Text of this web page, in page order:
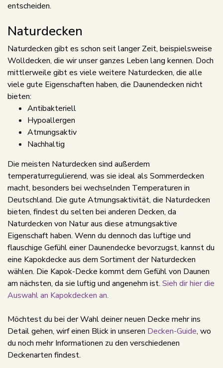
entscheiden.
Naturdecken
Naturdecken gibt es schon seit langer Zeit, beispielsweise
Wolldecken, die wir unser ganzes Leben lang kennen. Doch
mittlerweile gibt es viele weitere Naturdecken, die alle
viele gute Eigenschaften haben, die Daunendecken nicht
bieten:
Antibakteriell
Hypoallergen
Atmungsaktiv
Nachhaltig
Die meisten Naturdecken sind außerdem
temperaturregulierend, was sie ideal als Sommerdecken
macht, besonders bei wechselnden Temperaturen in
Deutschland. Die gute Atmungsaktivität, die Naturdecken
bieten, findest du selten bei anderen Decken, da
Naturdecken von Natur aus diese atmungsaktive
Eigenschaft haben. Wenn du dennoch das luftige und
flauschige Gefühl einer Daunendecke bevorzugst, kannst du
eine Kapokdecke aus dem Sortiment der Naturdecken
wählen. Die Kapok-Decke kommt dem Gefühl von Daunen
am nächsten, da sie luftig und angenehm ist. Sieh dir hier die
Auswahl an Kapokdecken an.
Möchtest du bei der Wahl deiner neuen Decke mehr ins
Detail gehen, wirf einen Blick in unseren Decken-Guide, wo
du noch mehr Informationen zu den verschiedenen
Deckenarten findest.